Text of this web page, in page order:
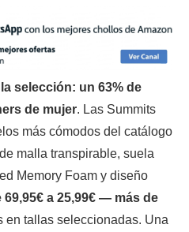
selección: un 63% de
de mujer. Las Summits
más cómodos del catálogo
malla transpirable, suela
Memory Foam y diseño
69,95€ a 25,99€ — más de
en tallas seleccionadas. Una